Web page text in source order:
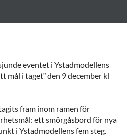
eventet i Ystadmodellens
mål i taget” den 9 december kl
fram inom ramen för
ett smörgåsbord för nya
i Ystadmodellens fem steg.